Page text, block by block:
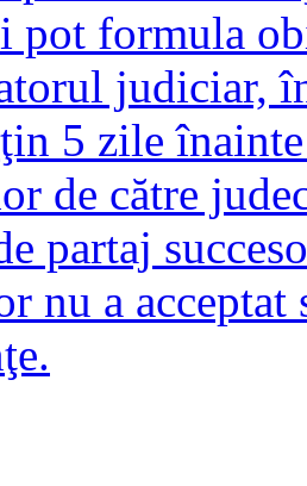
pot formula
judiciar,
5 zile
de către
partaj
nu a